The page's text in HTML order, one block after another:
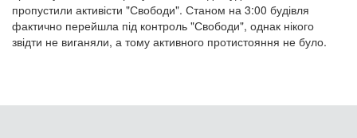
пропустили активісти "Свободи". Станом на 3:00 будівля
фактично перейшла під контроль "Свободи", однак нікого
звідти не виганяли, а тому активного протистояння не було.